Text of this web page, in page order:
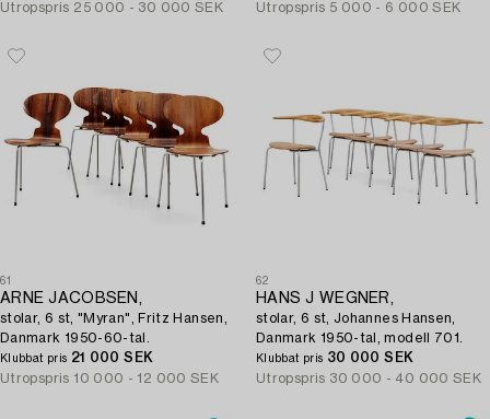
Utropspris 25 000 - 30 000 SEK
Utropspris 5 000 - 6 000 SEK
61
ARNE JACOBSEN,
stolar, 6 st, "Myran", Fritz Hansen,
Danmark 1950-60-tal.
Klubbat pris 21 000 SEK
Utropspris 10 000 - 12 000 SEK
62
HANS J WEGNER,
stolar, 6 st, Johannes Hansen,
Danmark 1950-tal, modell 701.
Klubbat pris 30 000 SEK
Utropspris 30 000 - 40 000 SEK